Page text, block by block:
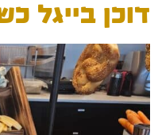
דוכן בייגל